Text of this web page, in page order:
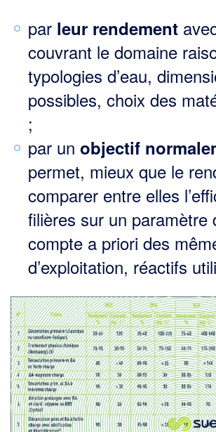
par leur rendement
couvrant le domaine
typologies d’eau,
possibles, choix des
;
par un objectif
permet, mieux que le
comparer entre elles
filières sur un paramètre
compte a priori des
d’exploita­tion, réactifs